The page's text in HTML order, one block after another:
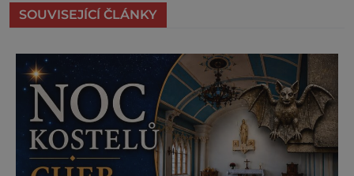
SOUVISEJÍCÍ ČLÁNKY